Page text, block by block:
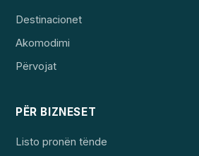
Destinacionet
Akomodimi
Përvojat
PËR BIZNESET
Listo pronën tënde